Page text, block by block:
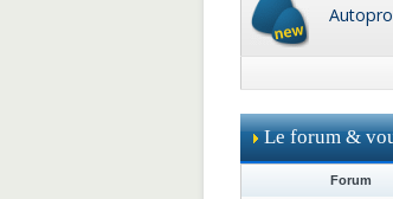
Le forum &
Forum